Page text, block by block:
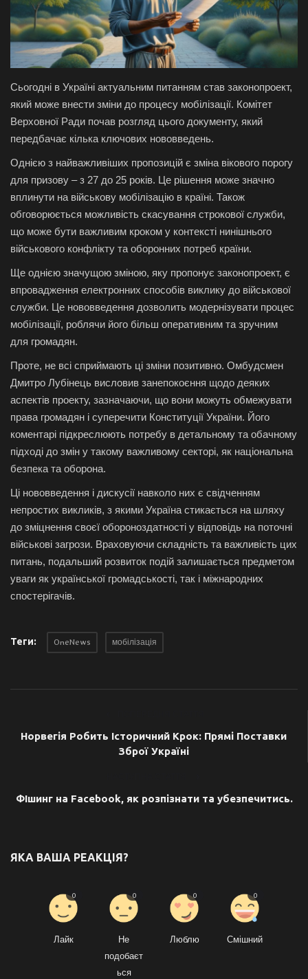
Галерея
Політика
Економіка
Технології
Спорт
Авто
Відео
Мова
English Ukraine
Сьогодні в Україні актуальним питанням став законопроект,
який може внести зміни до процесу мобілізації. Комітет
Верховної Ради почав розгляд цього документу, який
передбачає кілька ключових нововведень.
Однією з найважливіших пропозицій є зміна вікового порогу
для призову – з 27 до 25 років. Це рішення може значно
вплинути на військову мобілізацію в країні. Також
обговорюється можливість скасування строкової служби,
що може бути важливим кроком у контексті нинішнього
військового конфлікту та оборонних потреб країни.
Ще однією значущою зміною, яку пропонує законопроект, є
впровадження електронних способів виклику до військової
служби. Це нововведення дозволить модернізувати процес
мобілізації, роблячи його більш оперативним та зручним
для громадян.
Проте, не всі сприймають ці зміни позитивно. Омбудсмен
Дмитро Лубінець висловив занепокоєння щодо деяких
аспектів проекту, зазначаючи, що вони можуть обмежувати
права громадян і суперечити Конституції України. Його
коментарі підкреслюють потребу в детальному та обачному
підході до змін у такому важливому секторі, як національна
безпека та оборона.
Ці нововведення і дискусії навколо них є свідченням
непростих викликів, з якими Україна стикається на шляху
до зміцнення своєї обороноздатності у відповідь на поточні
військові загрози. Враховуючи складність та важливість цих
питань, подальший розвиток подій залишається предметом
уваги як української громадськості, так і міжнародних
спостерігачів.
Теги: OneNews мобілізація
Норвегія Робить Історичний Крок: Прямі Поставки
Зброї Україні
ФІшинг на Facebook, як розпізнати та убезпечитись.
ЯКА ВАША РЕАКЦІЯ?
Лайк
0
Не
подобаєт
ься
0
Люблю
0
Смішний
0